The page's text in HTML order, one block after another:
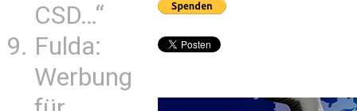
CSD…“
Fulda:
Werbung